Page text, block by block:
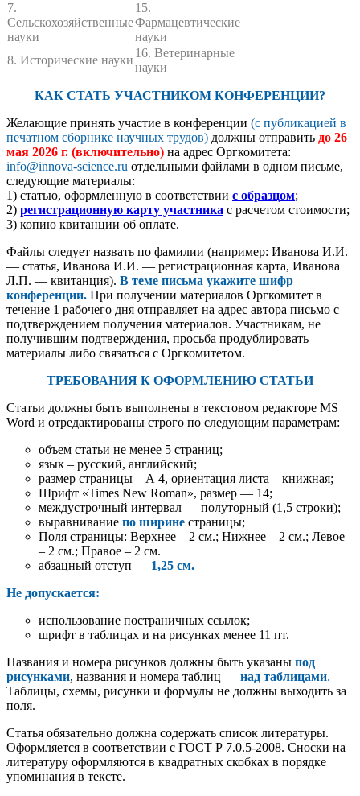
7.
Сельскохозяйственные
науки
15.
Фармацевтические
науки
8. Исторические науки
16. Ветеринарные
науки
КАК СТАТЬ УЧАСТНИКОМ КОНФЕРЕНЦИИ?
Желающие принять участие в конференции (с публикацией в
печатном сборнике научных трудов) должны отправить до 26
мая 2026 г. (включительно) на адрес Оргкомитета:
info@innova-science.ru отдельными файлами в одном письме,
следующие материалы:
1) статью, оформленную в соответствии с образцом;
2) регистрационную карту участника с расчетом стоимости;
3) копию квитанции об оплате.
Файлы следует назвать по фамилии (например: Иванова И.И.
— статья, Иванова И.И. — регистрационная карта, Иванова
Л.П. — квитанция). В теме письма укажите шифр
конференции. При получении материалов Оргкомитет в
течение 1 рабочего дня отправляет на адрес автора письмо с
подтверждением получения материалов. Участникам, не
получившим подтверждения, просьба продублировать
материалы либо связаться с Оргкомитетом.
ТРЕБОВАНИЯ К ОФОРМЛЕНИЮ СТАТЬИ
Статьи должны быть выполнены в текстовом редакторе MS
Word и отредактированы строго по следующим параметрам:
объем статьи не менее 5 страниц;
язык – русский, английский;
размер страницы – А 4, ориентация листа – книжная;
Шрифт «Times New Roman», размер — 14;
междустрочный интервал — полуторный (1,5 строки);
выравнивание по ширине страницы;
Поля страницы: Верхнее – 2 см.; Нижнее – 2 см.; Левое
– 2 см.; Правое – 2 см.
абзацный отступ — 1,25 см.
Не допускается:
использование постраничных ссылок;
шрифт в таблицах и на рисунках менее 11 пт.
Названия и номера рисунков должны быть указаны под
рисунками, названия и номера таблиц — над таблицами.
Таблицы, схемы, рисунки и формулы не должны выходить за
поля.
Статья обязательно должна содержать список литературы.
Оформляется в соответствии с ГОСТ Р 7.0.5-2008. Сноски на
литературу оформляются в квадратных скобках в порядке
упоминания в тексте.